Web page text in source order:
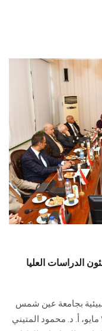
الدراسات العليا
بجامعة عين شمس
في جلسته التي عقدها يوم الأحد الموافق ٢٨ مايو، أ. د. محمود المتيني